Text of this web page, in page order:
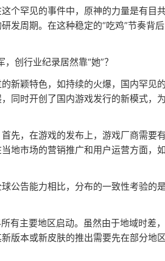
个罕见的事件中，原神的力量是有目
周期。在这种稳定的“吃鸡”节奏背后
新颖特色，如持续的火爆，国内罕见
同时开创了国内游戏发行的新模式，
先，在游戏的发布上，游戏厂商需要
地市场的营销推广和用户运营方面，
公告能力相比，分布的一致性考验的
有主要地区启动。虽然由于地域时差
版本或新皮肤的推出需要先在部分地